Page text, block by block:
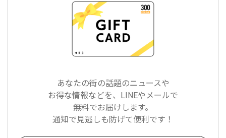
あなたの街の話題のニュースや
お得な情報などを、LINEやメールで
無料でお届けします。
通知で見逃しも防げて便利です！